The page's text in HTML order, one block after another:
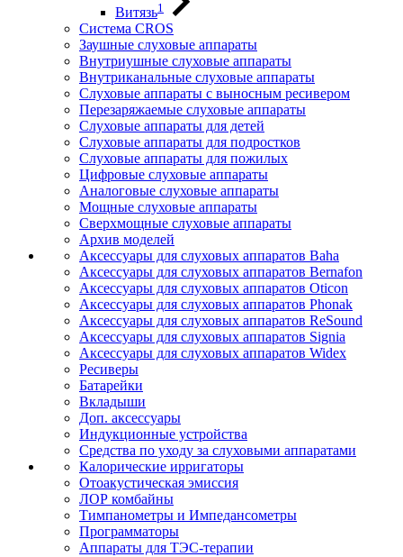
Витязь1
Система CROS
Заушные слуховые аппараты
Внутриушные слуховые аппараты
Внутриканальные слуховые аппараты
Слуховые аппараты с выносным ресивером
Перезаряжаемые слуховые аппараты
Слуховые аппараты для детей
Слуховые аппараты для подростков
Слуховые аппараты для пожилых
Цифровые слуховые аппараты
Аналоговые слуховые аппараты
Мощные слуховые аппараты
Сверхмощные слуховые аппараты
Архив моделей
Аксессуары для слуховых аппаратов Baha
Аксессуары для слуховых аппаратов Bernafon
Аксессуары для слуховых аппаратов Oticon
Аксессуары для слуховых аппаратов Phonak
Аксессуары для слуховых аппаратов ReSound
Аксессуары для слуховых аппаратов Signia
Аксессуары для слуховых аппаратов Widex
Ресиверы
Батарейки
Вкладыши
Доп. аксессуары
Индукционные устройства
Средства по уходу за слуховыми аппаратами
Калорические ирригаторы
Отоакустическая эмиссия
ЛОР комбайны
Тимпанометры и Импедансометры
Программаторы
Аппараты для ТЭС-терапии